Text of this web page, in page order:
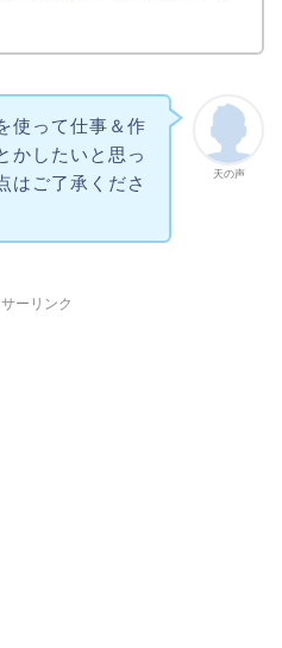
天の声
使って仕事＆作
かしたいと思っ
はご了承くださ
ーリンク